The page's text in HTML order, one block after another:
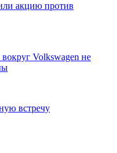
акцию против
Volkswagen не
встречу